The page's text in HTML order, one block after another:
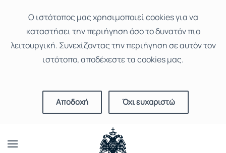
Ο ιστότοπoς μας χρησιμοποιεί cookies για να
καταστήσει την περιήγηση όσο το δυνατόν πιο
λειτουργική. Συνεχίζοντας την περιήγηση σε αυτόν τον
ιστότοπο, αποδέχεστε τα cookies μας.
Αποδοχή Όχι ευχαριστώ